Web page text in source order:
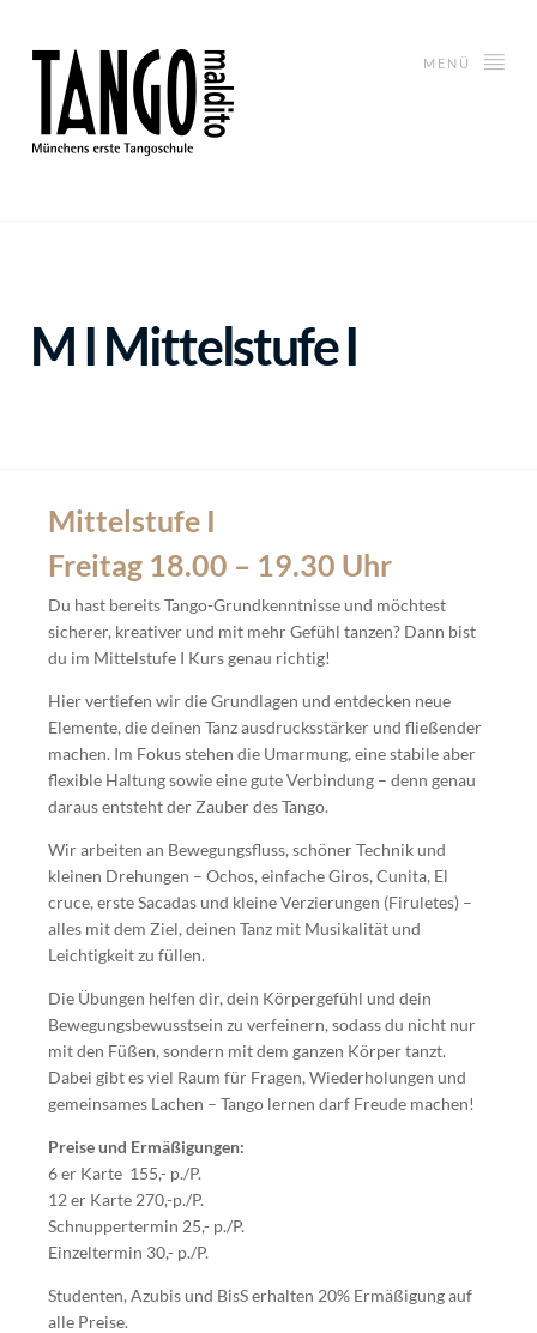
MENÜ
M IMittelstufe I
Mittelstufe I
Freitag 18.00 – 19.30 Uhr
Du hast bereits Tango-Grundkenntnisse und möchtest
sicherer, kreativer und mit mehr Gefühl tanzen? Dann bist
du im Mittelstufe I Kurs genau richtig!
Hier vertiefen wir die Grundlagen und entdecken neue
Elemente, die deinen Tanz ausdrucksstärker und fließender
machen. Im Fokus stehen die Umarmung, eine stabile aber
flexible Haltung sowie eine gute Verbindung – denn genau
daraus entsteht der Zauber des Tango.
Wir arbeiten an Bewegungsfluss, schöner Technik und
kleinen Drehungen – Ochos, einfache Giros, Cunita, El
cruce, erste Sacadas und kleine Verzierungen (Firuletes) –
alles mit dem Ziel, deinen Tanz mit Musikalität und
Leichtigkeit zu füllen.
Die Übungen helfen dir, dein Körpergefühl und dein
Bewegungsbewusstsein zu verfeinern, sodass du nicht nur
mit den Füßen, sondern mit dem ganzen Körper tanzt.
Dabei gibt es viel Raum für Fragen, Wiederholungen und
gemeinsames Lachen – Tango lernen darf Freude machen!
Preise und Ermäßigungen:
6 er Karte 155,- p./P.
12 er Karte 270,-p./P.
Schnuppertermin 25,- p./P.
Einzeltermin 30,- p./P.
Studenten, Azubis und BisS erhalten 20% Ermäßigung auf
alle Preise.